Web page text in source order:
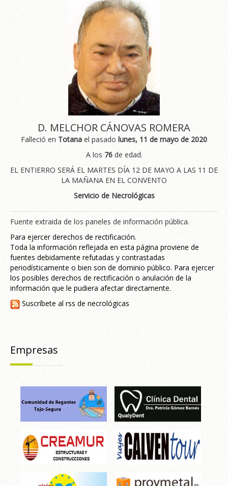
D. MELCHOR CÁNOVAS ROMERA
Falleció en Totana el pasado lunes, 11 de mayo de 2020
A los 76de edad.
EL ENTIERRO SERÁ EL MARTES DÍA 12 DE MAYO A LAS 11 DE
LA MAÑANA EN EL CONVENTO
Servicio de Necrológicas
Fuente extraida de los paneles de información pública.
Para ejercer derechos de rectificación.
Toda la información reflejada en esta página proviene de
fuentes debidamente refutadas y contrastadas
periodísticamente o bien son de dominio público. Para ejercer
los posibles derechos de rectificación o anulación de la
información que le pudiera afectar directamente.
Suscríbete al rss de necrológicas
Empresas